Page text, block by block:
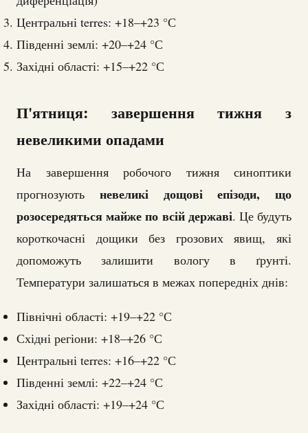
Центральні terres: +18–+23 °С
Південні землі: +20–+24 °С
Західні області: +15–+22 °С
П'ятниця: завершення тижня з
невеликими опадами
На завершення робочого тижня синоптики
прогнозують невеликі дощові епізоди, що
розосередяться майже по всій державі. Це будуть
короткочасні дощики без грозових явищ, які
допоможуть залишити вологу в ґрунті.
Температури залишаться в межах попередніх днів:
Північні області: +19–+22 °С
Східні регіони: +18–+26 °С
Центральні terres: +16–+22 °С
Південні землі: +22–+24 °С
Західні області: +19–+24 °С